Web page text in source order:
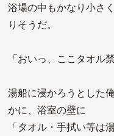
浴場の中もかなり小さ
りそうだ。
「おいっ、ここタオル
湯船に浸かろうとした
かに、浴室の壁に
「タオル・手拭い等は